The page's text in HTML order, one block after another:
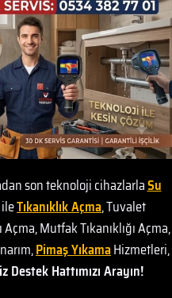
son teknoloji cihazlarlaSu
Tıkanıklık Açma, Tuvalet
Açma, Mutfak Tıkanıklığı Açma,
Pimaş YıkamaHizmetleri,
Hattımızı Arayın!